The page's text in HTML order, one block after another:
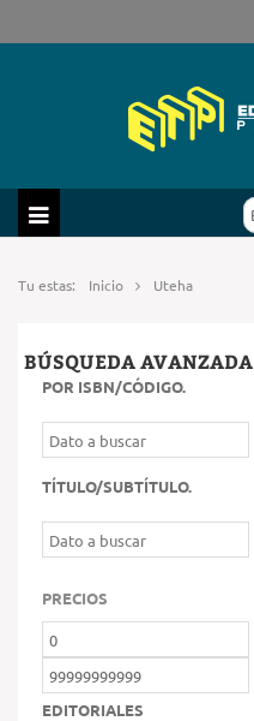
Tu estas: Inicio Uteha
BÚSQUEDA AVANZADA
POR ISBN/CÓDIGO.
TÍTULO/SUBTÍTULO.
PRECIOS
EDITORIALES